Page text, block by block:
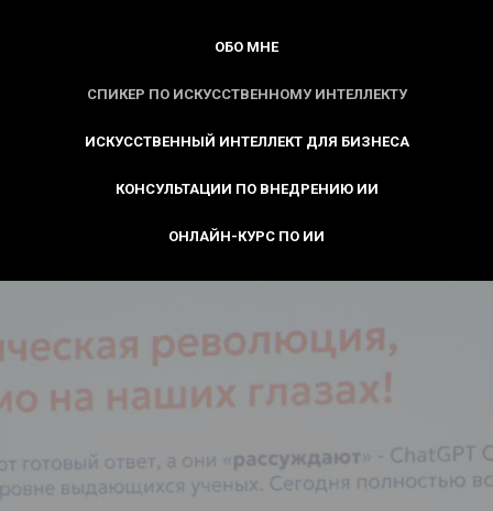
ОБО МНЕ
СПИКЕР ПО ИСКУССТВЕННОМУ ИНТЕЛЛЕКТУ
ИСКУССТВЕННЫЙ ИНТЕЛЛЕКТ ДЛЯ БИЗНЕСА
КОНСУЛЬТАЦИИ ПО ВНЕДРЕНИЮ ИИ
ОНЛАЙН-КУРС ПО ИИ